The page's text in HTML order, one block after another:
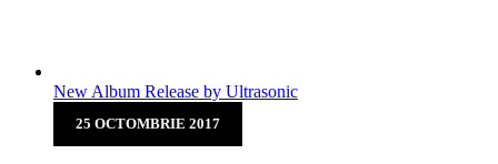
New Album Release by Ultrasonic
25 OCTOMBRIE 2017